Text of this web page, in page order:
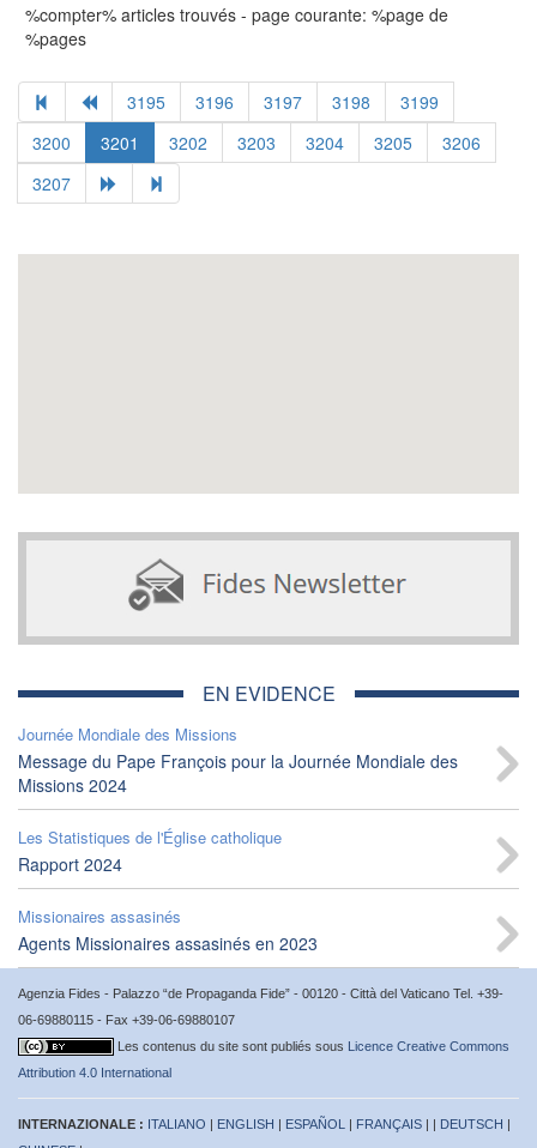
%compter% articles trouvés - page courante: %page de
%pages
3195 3196 3197 3198
3199
3200
3201 3202 3203 3204 3205
3206
3207
EN EVIDENCE
Journée Mondiale des Missions
Message du Pape François pour la Journée Mondiale des
Missions 2024
Les Statistiques de l'Église catholique
Rapport 2024
Missionaires assasinés
Agents Missionaires assasinés en 2023
Agenzia Fides - Palazzo “de Propaganda Fide” - 00120 - Città del Vaticano Tel. +39-
06-69880115 - Fax +39-06-69880107
Les contenus du site sont publiés sous Licence Creative Commons
Attribution 4.0 International
INTERNAZIONALE : ITALIANO | ENGLISH | ESPAÑOL | FRANÇAIS | | DEUTSCH |